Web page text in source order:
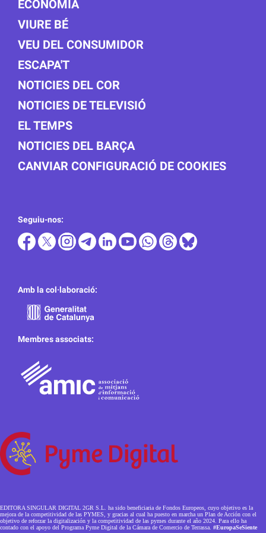
ECONOMIA
VIURE BÉ
VEU DEL CONSUMIDOR
ESCAPA'T
NOTICIES DEL COR
NOTICIES DE TELEVISIÓ
EL TEMPS
NOTICIES DEL BARÇA
CANVIAR CONFIGURACIÓ DE COOKIES
Seguiu-nos:
Amb la col·laboració:
Membres associats:
EDITORA SINGULAR DIGITAL 2GR S.L. ha sido beneficiaria de Fondos Europeos, cuyo objetivo es la
mejora de la competitividad de las PYMES, y gracias al cual ha puesto en marcha un Plan de Acción con el
objetivo de reforzar la digitalización y la competitividad de las pymes durante el año 2024. Para ello ha
contado con el apoyo del Programa Pyme Digital de la Cámara de Comercio de Terrassa. #EuropaSeSiente